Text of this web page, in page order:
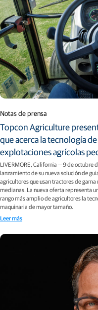
Notas de prensa
Topcon Agriculture
que acerca la tecnología
explotaciones agrícolas
LIVERMORE, California — 9 de octubre
lanzamiento de su nueva solución de
agricultores que usan tractores de
medianas. La nueva oferta representa
rango más amplio de agricultores la
maquinaria de mayor tamaño.
Leer más